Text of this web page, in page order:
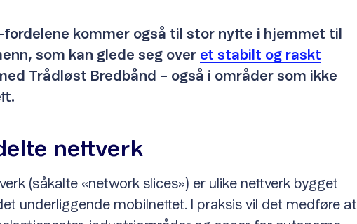
fordelene kommer også til stor nytte i hjemmet til
som kan glede seg over et stabilt og raskt
Trådløst Bredbånd – også i områder som ikke
nettverk
(såkalte «network slices») er ulike nettverk bygget
underliggende mobilnettet. I praksis vil det medføre at